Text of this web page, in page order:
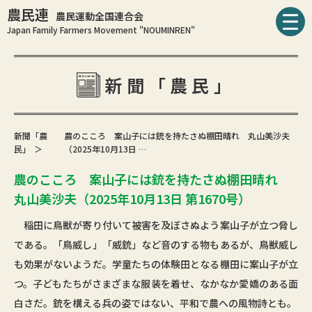
農民連 農民運動全国連合会
Japan Family Farmers Movement "NOUMINREN"
新聞「農民」
新聞「農
民」
農のこころ 案山子には銃を持たさぬ棚田晴れ 丸山美沙夫
（2025年10月13日 …
農のこころ 案山子には銃を持たさぬ棚田晴れ
丸山美沙夫（2025年10月13日 第1670号）
稲田に鳥獣が寄り付いて被害を及ぼさぬよう案山子が立つ脅し
である。「鳥威し」「威銃」など音のする物もあるが、鳥獣威し
も効果がないようだ。学童たちの体験田となる棚田に案山子が立
つ。子どもたちがさまざまな服装を着せ、なかなか愛嬌のある面
白さだ。銃を構える兵の姿ではない、平和で農への風物詩とも。